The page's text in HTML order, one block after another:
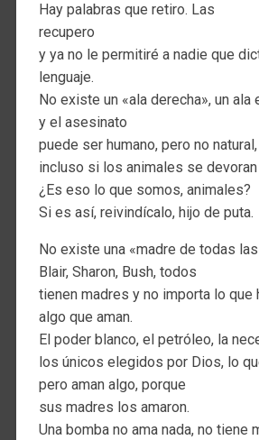
Hay palabras que retiro. Las
recupero
y ya no le permitiré a nadie que
lenguaje.
No existe un «ala derecha», un ala
y el asesinato
puede ser humano, pero no natural,
incluso si los animales se
¿Es eso lo que somos, animales?
Si es así, reivindícalo, hijo de puta.
No existe una «madre de todas
Blair, Sharon, Bush, todos
tienen madres y no importa lo que
algo que aman.
El poder blanco, el petróleo, la
los únicos elegidos por Dios, lo
pero aman algo, porque
sus madres los amaron.
Una bomba no ama nada, no tiene